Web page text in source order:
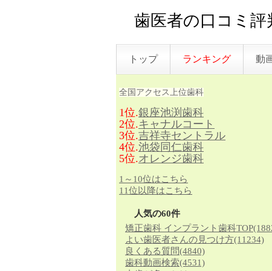
歯医者の口コミ
トップ ランキング 動
全国アクセス上位歯科
1位.銀座池渕歯科
2位.キャナルコート
3位.吉祥寺セントラル
4位.池袋同仁歯科
5位.オレンジ歯科
1～10位はこちら
11位以降はこちら
人気の60件
矯正歯科 インプラント歯科TOP
よい歯医者さんの見つけ方(11234)
良くある質問(4840)
歯科動画検索(4531)